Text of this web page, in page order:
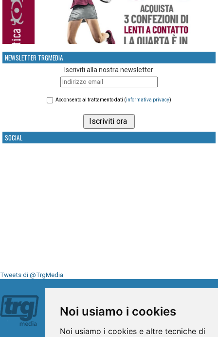
Noi usiamo i cookies
Noi usiamo i cookies e altre tecniche di
NEWSLETTER TRGMEDIA
Iscriviti alla nostra newsletter
Acconsento al trattamento dati (informativa privacy)
SOCIAL
Tweets di @TrgMedia